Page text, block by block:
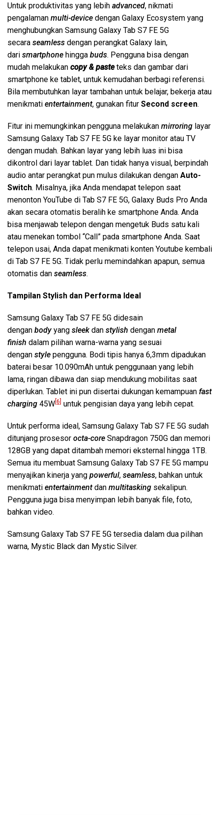
Untuk produktivitas yang lebih advanced, nikmati
pengalaman multi-device dengan Galaxy Ecosystem yang
menghubungkan Samsung Galaxy Tab S7 FE 5G
secara seamless dengan perangkat Galaxy lain,
dari smartphone hingga buds. Pengguna bisa dengan
mudah melakukan copy & pasteteks dan gambar dari
smartphone ke tablet, untuk kemudahan berbagi referensi.
Bila membutuhkan layar tambahan untuk belajar, bekerja atau
menikmati entertainment, gunakan fitur Second screen.
Fitur ini memungkinkan pengguna melakukan mirroring layar
Samsung Galaxy Tab S7 FE 5G ke layar monitor atau TV
dengan mudah. Bahkan layar yang lebih luas ini bisa
dikontrol dari layar tablet. Dan tidak hanya visual, berpindah
audio antar perangkat pun mulus dilakukan dengan Auto-
Switch. Misalnya, jika Anda mendapat telepon saat
menonton YouTube di Tab S7 FE 5G, Galaxy Buds Pro Anda
akan secara otomatis beralih ke smartphone Anda. Anda
bisa menjawab telepon dengan mengetuk Buds satu kali
atau menekan tombol “Call” pada smartphone Anda. Saat
telepon usai, Anda dapat menikmati konten Youtube kembali
di Tab S7 FE 5G. Tidak perlu memindahkan apapun, semua
otomatis dan seamless.
Tampilan Stylish dan Performa Ideal
Samsung Galaxy Tab S7 FE 5G didesain
dengan body yang sleekdan stylish dengan metal
finish dalam pilihan warna-warna yang sesuai
dengan style pengguna. Bodi tipis hanya 6,3mm dipadukan
baterai besar 10.090mAh untuk penggunaan yang lebih
lama, ringan dibawa dan siap mendukung mobilitas saat
diperlukan. Tablet ini pun disertai dukungan kemampuan fast
charging 45W [6] untuk pengisian daya yang lebih cepat.
Untuk performa ideal, Samsung Galaxy Tab S7 FE 5G sudah
ditunjang prosesor octa-core Snapdragon 750G dan memori
128GB yang dapat ditambah memori eksternal hingga 1TB.
Semua itu membuat Samsung Galaxy Tab S7 FE 5G mampu
menyajikan kinerja yang powerful, seamless, bahkan untuk
menikmati entertainmentdan multitasking sekalipun.
Pengguna juga bisa menyimpan lebih banyak file, foto,
bahkan video.
Samsung Galaxy Tab S7 FE 5G tersedia dalam dua pilihan
warna, Mystic Black dan Mystic Silver.